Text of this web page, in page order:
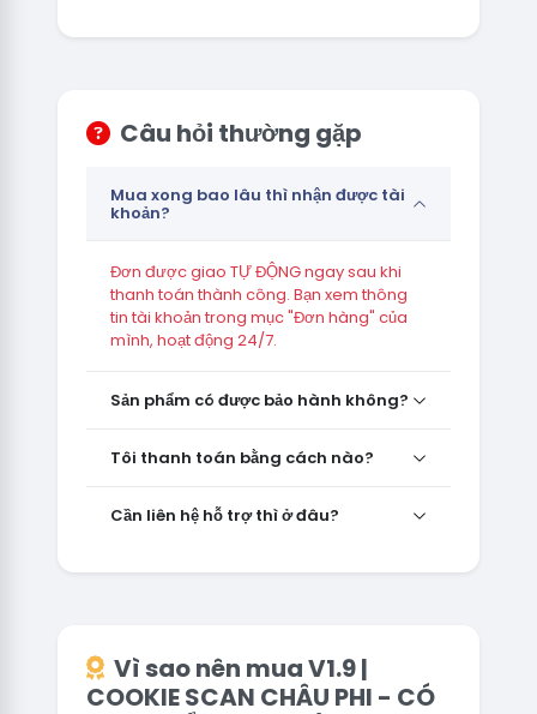
Câu hỏi thường gặp
Mua xong bao lâu thì nhận được tài
khoản?
Đơn được giao TỰ ĐỘNG ngay sau khi
thanh toán thành công. Bạn xem thông
tin tài khoản trong mục "Đơn hàng" của
mình, hoạt động 24/7.
Sản phẩm có được bảo hành không?
Tôi thanh toán bằng cách nào?
Cần liên hệ hỗ trợ thì ở đâu?
Vì sao nên mua V1.9 |
COOKIE SCAN CHÂU PHI - CÓ